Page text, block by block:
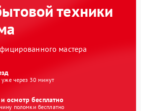
техники
мастера
уже через 30 минут
осмотр бесплатно
поломки бесплатно